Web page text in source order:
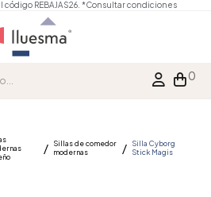
REBAJAS26. *Consultar condiciones
0
Sillas de comedor
modernas
Silla Cyborg
Stick Magis